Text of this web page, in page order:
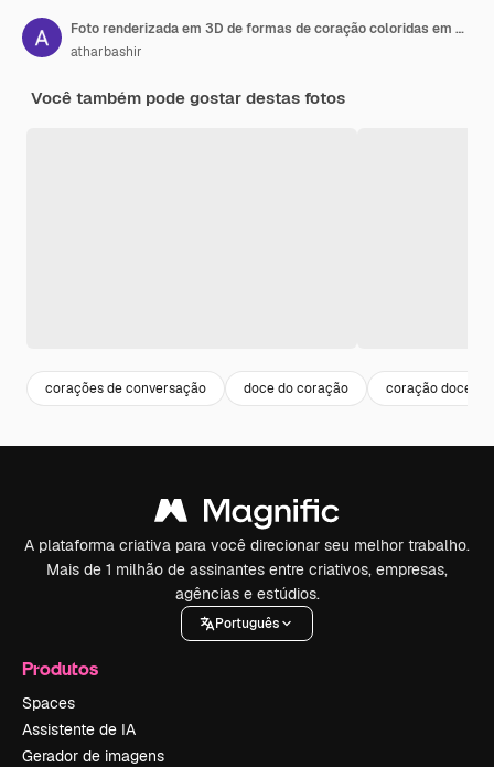
Foto renderizada em 3D de formas de coração coloridas em 3D com composição vertical de fundo criativo
atharbashir
Você também pode gostar destas fotos
corações de conversação doce do coração coração doce
A plataforma criativa para você direcionar seu melhor trabalho.
Mais de 1 milhão de assinantes entre criativos, empresas,
agências e estúdios.
Português
Produtos
Spaces
Assistente de IA
Gerador de imagens